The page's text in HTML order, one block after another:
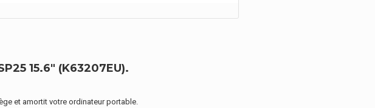
15.6" (K63207EU).
et amortit votre ordinateur portable.